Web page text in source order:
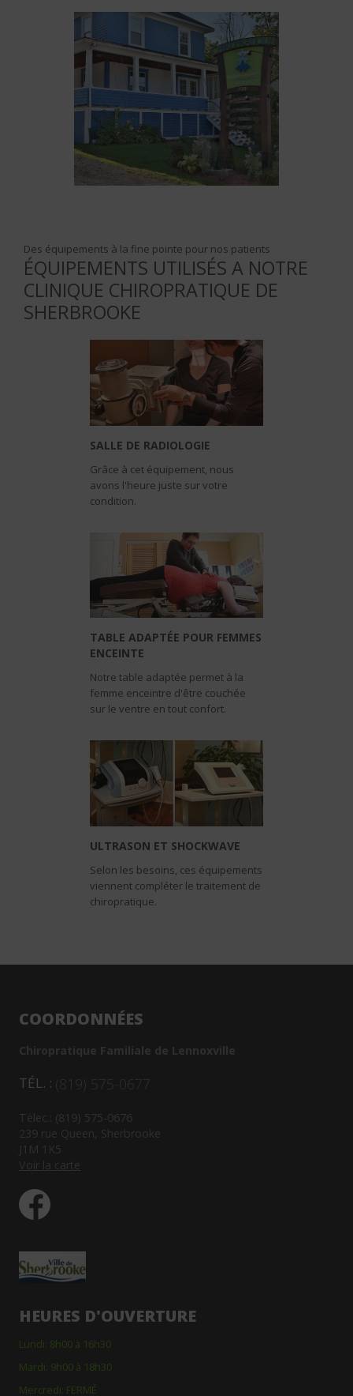
Des équipements à la fine pointe pour nos patients
ÉQUIPEMENTS UTILISÉS A NOTRE
CLINIQUE CHIROPRATIQUE DE
SHERBROOKE
SALLE DE RADIOLOGIE
Grâce à cet équipement, nous
avons l'heure juste sur votre
condition.
TABLE ADAPTÉE POUR FEMMES
ENCEINTE
Notre table adaptée permet à la
femme enceintre d'être couchée
sur le ventre en tout confort.
ULTRASON ET SHOCKWAVE
Selon les besoins, ces équipements
viennent compléter le traitement de
chiropratique.
COORDONNÉES
Chiropratique Familiale de Lennoxville
TÉL. : (819) 575-0677
Télec.: (819) 575-0676
239 rue Queen, Sherbrooke
J1M 1K5
Voir la carte
HEURES D'OUVERTURE
Lundi: 8h00 à 16h30
Mardi: 9h00 à 18h30
Mercredi: FERMÉ